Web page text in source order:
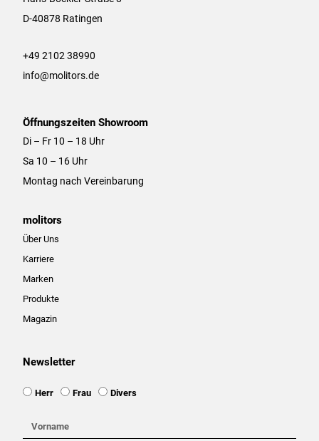
D-40878 Ratingen
+49 2102 38990
info@molitors.de
Öffnungszeiten Showroom
Di – Fr 10 – 18 Uhr
Sa 10 – 16 Uhr
Montag nach Vereinbarung
molitors
Über Uns
Karriere
Marken
Produkte
Magazin
Newsletter
Ansprache
Herr Frau Divers
Vorname